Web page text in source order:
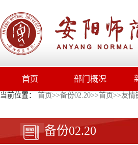
首页 部门概况
当前位置： 首页>>备份02.20>>首页>>友情
备份02.20